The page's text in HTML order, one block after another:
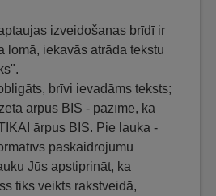
izveidošanas brīdī ir
lomā, iekavās atrāda tekstu
brīvi ievadāms teksts;
ārpus BIS - pazīme, ka
ārpus BIS. Pie lauka -
paskaidrojumu
Jūs apstiprināt, ka
tiks veikts rakstveidā,